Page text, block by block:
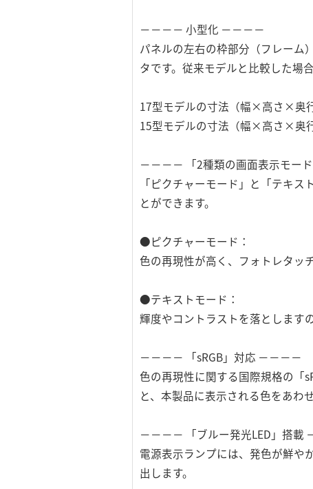
－－－－ 小型化 －－－－
パネルの左右の枠部分（フレーム
タです。従来モデルと比較した場
17型モデルの寸法（幅×高さ×
15型モデルの寸法（幅×高さ×
－－－－ 「2種類の画面表示モー
「ピクチャーモード」と「テキ
とができます。
●ピクチャーモード：
色の再現性が高く、フォトレタッ
●テキストモード：
輝度やコントラストを落とします
－－－－ 「sRGB」対応 －－－－
色の再現性に関する国際規格の「
と、本製品に表示される色をあわ
－－－－ 「ブルー発光LED」搭載
電源表示ランプには、発色が鮮や
出します。